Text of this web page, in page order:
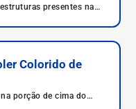
presentes na
Colorido de
porção de cima do